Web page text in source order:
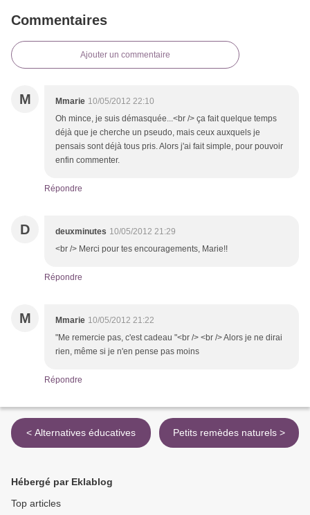
Commentaires
Ajouter un commentaire
M Mmarie 10/05/2012 22:10
Oh mince, je suis démasquée...<br /> ça fait quelque temps
déjà que je cherche un pseudo, mais ceux auxquels je
pensais sont déjà tous pris. Alors j'ai fait simple, pour pouvoir
enfin commenter.
Répondre
D deuxminutes 10/05/2012 21:29
<br /> Merci pour tes encouragements, Marie!!
Répondre
M Mmarie 10/05/2012 21:22
"Me remercie pas, c'est cadeau "<br /> <br /> Alors je ne dirai
rien, même si je n'en pense pas moins
Répondre
< Alternatives éducatives Petits remèdes naturels >
Hébergé par Eklablog
Top articles